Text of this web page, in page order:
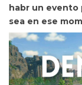
habr un evento
sea en ese